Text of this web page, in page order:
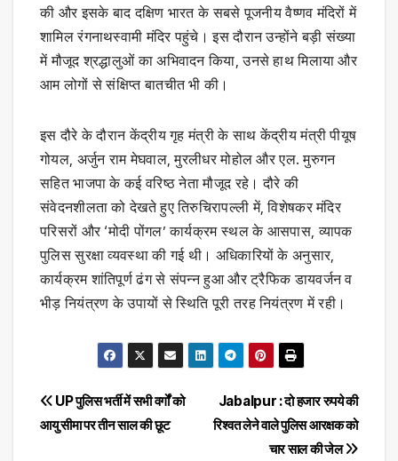
की और इसके बाद दक्षिण भारत के सबसे पूजनीय वैष्णव मंदिरों में
शामिल रंगनाथस्वामी मंदिर पहुंचे। इस दौरान उन्होंने बड़ी संख्या
में मौजूद श्रद्धालुओं का अभिवादन किया, उनसे हाथ मिलाया और
आम लोगों से संक्षिप्त बातचीत भी की।
इस दौरे के दौरान केंद्रीय गृह मंत्री के साथ केंद्रीय मंत्री पीयूष
गोयल, अर्जुन राम मेघवाल, मुरलीधर मोहोल और एल. मुरुगन
सहित भाजपा के कई वरिष्ठ नेता मौजूद रहे। दौरे की
संवेदनशीलता को देखते हुए तिरुचिरापल्ली में, विशेषकर मंदिर
परिसरों और ‘मोदी पोंगल’ कार्यक्रम स्थल के आसपास, व्यापक
पुलिस सुरक्षा व्यवस्था की गई थी। अधिकारियों के अनुसार,
कार्यक्रम शांतिपूर्ण ढंग से संपन्न हुआ और ट्रैफिक डायवर्जन व
भीड़ नियंत्रण के उपायों से स्थिति पूरी तरह नियंत्रण में रही।
Post
navigation
Jabalpur : दो हजार रुपये की
रिश्वत लेने वाले पुलिस आरक्षक को
चार साल की जेल
UP पुलिस भर्ती में सभी वर्गों को
आयु सीमा पर तीन साल की छूट